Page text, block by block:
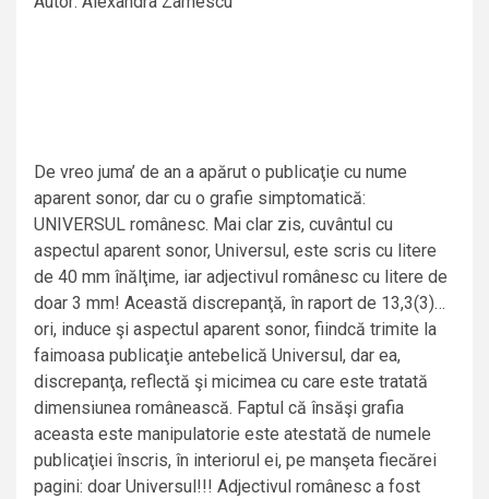
De vreo juma’ de an a apărut o publicaţie cu nume
aparent sonor, dar cu o grafie simptomatică:
UNIVERSUL românesc. Mai clar zis, cuvântul cu
aspectul aparent sonor, Universul, este scris cu litere
de 40 mm înălţime, iar adjectivul românesc cu litere de
doar 3 mm! Această discrepanţă, în raport de 13,3(3)…
ori, induce şi aspectul aparent sonor, fiindcă trimite la
faimoasa publicaţie antebelică Universul, dar ea,
discrepanţa, reflectă şi micimea cu care este tratată
dimensiunea românească. Faptul că însăşi grafia
aceasta este manipulatorie este atestată de numele
publicaţiei înscris, în interiorul ei, pe manşeta fiecărei
pagini: doar Universul!!! Adjectivul românesc a fost